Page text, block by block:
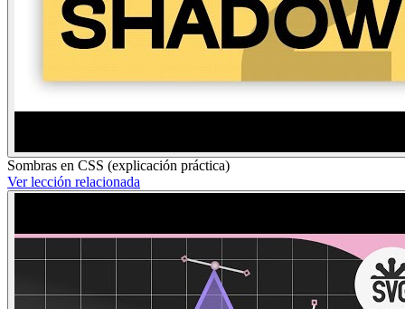
Sombras en CSS (explicación práctica)
Ver lección relacionada